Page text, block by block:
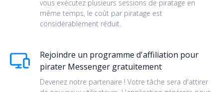
vous exécutez plusieurs sessions de piratage en
même temps, le coût par piratage est
considérablement réduit.
Rejoindre un programme d'affiliation pour
pirater Messenger gratuitement
Devenez notre partenaire ! Votre tâche sera d'attirer